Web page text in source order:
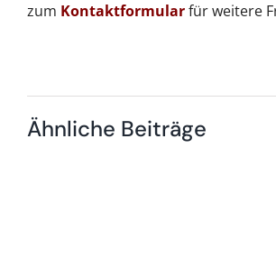
zum Kontaktformularfür weitere
Ähnliche Beiträge